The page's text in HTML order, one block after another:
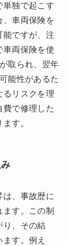
単独で起こす
、車両保険を
能ですが、注
車両保険を使
取られ、翌年
能性があるた
るリスクを理
で修理した
す。
は、事故歴に
す。この制
り、その結
す。例え